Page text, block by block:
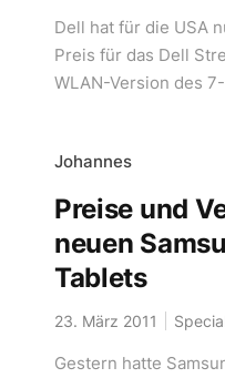
Dell hat für die USA
Preis für das Dell
WLAN-Version des
Johannes
Preise und
neuen
Tablets
23. März 2011
Gestern hatte